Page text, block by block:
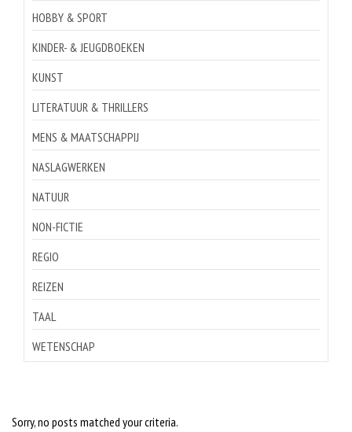
HOBBY & SPORT
KINDER- & JEUGDBOEKEN
KUNST
LITERATUUR & THRILLERS
MENS & MAATSCHAPPIJ
NASLAGWERKEN
NATUUR
NON-FICTIE
REGIO
REIZEN
TAAL
WETENSCHAP
Sorry, no posts matched your criteria.